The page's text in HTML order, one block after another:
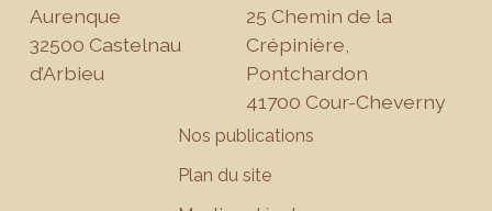
Aurenque
32500 Castelnau
d’Arbieu
25 Chemin de la
Crépinière,
Pontchardon
41700 Cour-Cheverny
Nos publications
Plan du site